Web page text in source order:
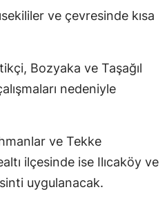
ve çevresinde kısa
Bozyaka ve Taşağıl
nedeniyle
ve Tekke
ilçesinde ise Ilıcaköy ve
uygulanacak.